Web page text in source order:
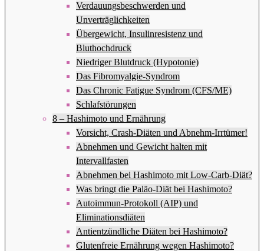
Verdauungsbeschwerden und
Unverträglichkeiten
Übergewicht, Insulinresistenz und
Bluthochdruck
Niedriger Blutdruck (Hypotonie)
Das Fibromyalgie-Syndrom
Das Chronic Fatigue Syndrom (CFS/ME)
Schlafstörungen
8 – Hashimoto und Ernährung
Vorsicht, Crash-Diäten und Abnehm-Irrtümer!
Abnehmen und Gewicht halten mit
Intervallfasten
Abnehmen bei Hashimoto mit Low-Carb-Diät?
Was bringt die Paläo-Diät bei Hashimoto?
Autoimmun-Protokoll (AIP) und
Eliminationsdiäten
Antientzündliche Diäten bei Hashimoto?
Glutenfreie Ernährung wegen Hashimoto?